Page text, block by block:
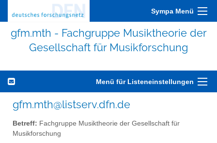
Sympa Menü
gfm.mth - Fachgruppe Musiktheorie der
Gesellschaft für Musikforschung
Menü für Listeneinstellungen
gfm.mth@listserv.dfn.de
Betreff: Fachgruppe Musiktheorie der Gesellschaft für
Musikforschung